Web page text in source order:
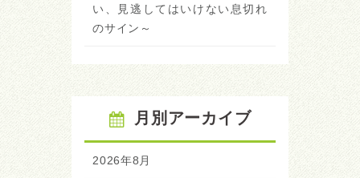
い、見逃してはいけない息切れ
のサイン～
月別アーカイブ
2026年8月